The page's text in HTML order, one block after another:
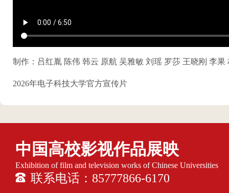
制作：吕红胤 陈伟 韩云 原航 吴雅敏 刘瑶 罗莎 王晓刚 李果
2026年电子科技大学官方宣传片
中国高校影视作品展映
Exhibition of film and television works of Chinese Universities
联系电话：85777866-6170